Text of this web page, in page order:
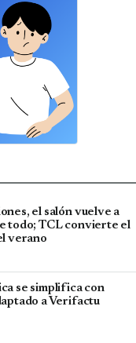
el salón vuelve a
todo; TCL convierte el
verano
se simplifica con
a Verifactu